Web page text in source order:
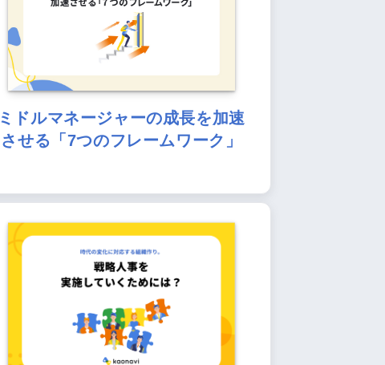
ミドルマネージャーの成長を加速
させる「7つのフレームワーク」